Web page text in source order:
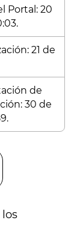
Portal: 20
21 de
de
30 de